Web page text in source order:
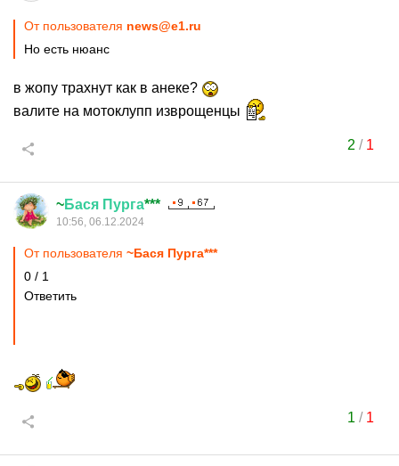
От пользователя news@e1.ru
Но есть нюанс
в жопу трахнут как в анеке?
валите на мотоклупп изврощенцы
2 / 1
~Бася Пурга***
10:56, 06.12.2024
От пользователя ~Бася Пурга***
0 / 1
Ответить
1 / 1